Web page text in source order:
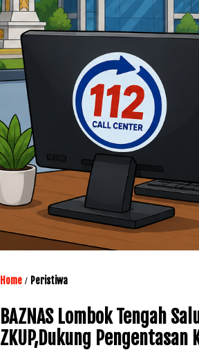
Home / Peristiwa
BAZNAS Lombok Tengah
ZKUP,Dukung Pengentasan